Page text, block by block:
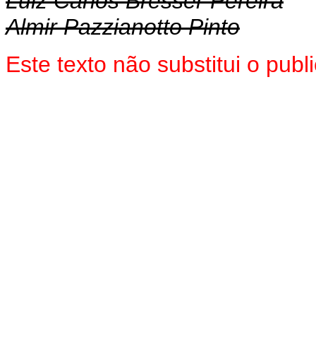
Almir Pazzianotto Pinto
Este texto não substitui o